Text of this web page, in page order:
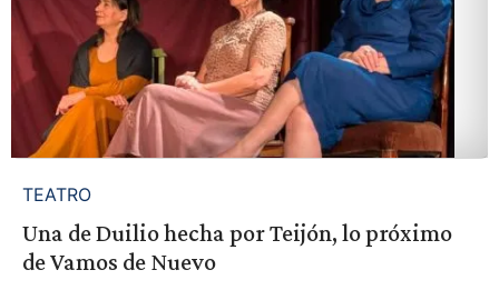
TEATRO
Una de Duilio hecha por Teijón, lo próximo
de Vamos de Nuevo